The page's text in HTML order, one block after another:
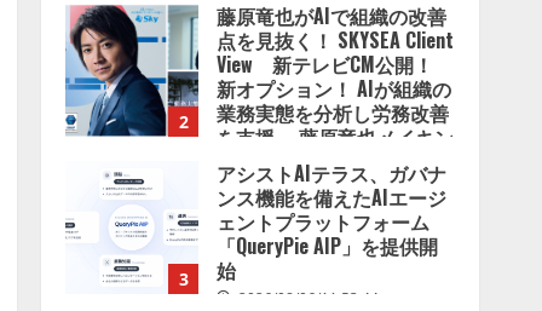
2
藤原竜也がAIで組織の改善
点を見抜く！ SKYSEA Client
View 新テレビCM公開！
新オプション！ AIが組織の
業務実態を分析し労務改善
を支援。 藤原竜也メイキン
グ動画公開 「もしAIが自分
を分析したら、すぐ休めと
言われる自信がある」「昨
年の夏はカブトムシを捕ま
えたり、虫と戦ったり…」
3
アシストAIテラス、ガバナ
ンス機能を備えたAIエージ
ェントプラットフォーム
「QueryPie AIP」を提供開
始
2026/08/06/11:53:44